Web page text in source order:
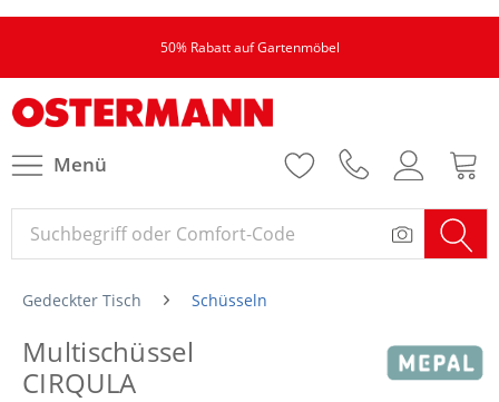
50% Rabatt auf Gartenmöbel
Menü
Gedeckter Tisch Schüsseln
Multischüssel
CIRQULA